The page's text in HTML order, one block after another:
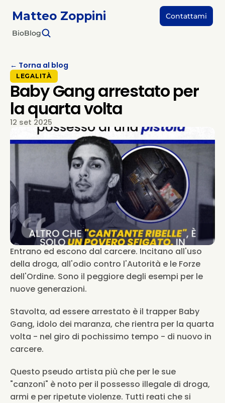
← Torna al blog
LEGALITÀ
Baby Gang arrestato per
la quarta volta
12 set 2025
Entrano ed escono dal carcere. Incitano all'uso
della droga, all'odio contro l'Autorità e le Forze
dell'Ordine. Sono il peggiore degli esempi per le
nuove generazioni.
Stavolta, ad essere arrestato è il trapper Baby
Gang, idolo dei maranza, che rientra per la quarta
volta - nel giro di pochissimo tempo - di nuovo in
carcere.
Questo pseudo artista più che per le sue
"canzoni" è noto per il possesso illegale di droga,
armi e per ripetute violenze. Tutti reati che si
Matteo Zoppini
Contattami
BioBlog